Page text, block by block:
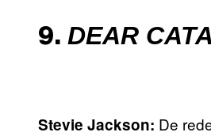
9. DEAR
Stevie Jackson: De